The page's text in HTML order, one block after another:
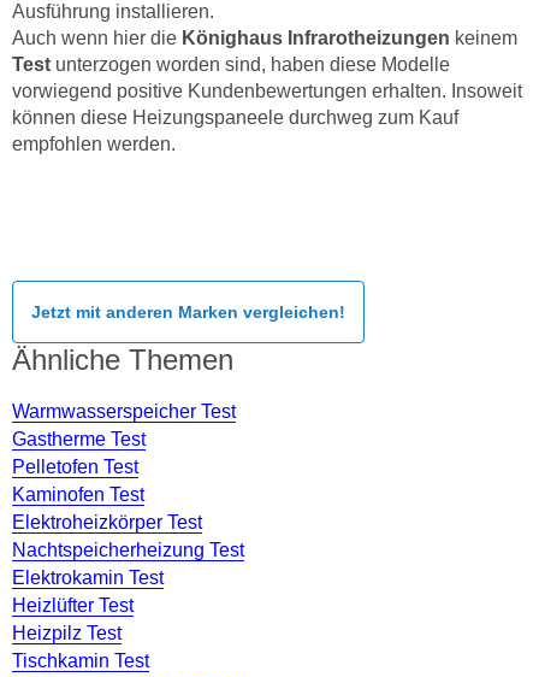
Ausführung installieren.
Auch wenn hier die Könighaus Infrarotheizungen keinem
Test unterzogen worden sind, haben diese Modelle
vorwiegend positive Kundenbewertungen erhalten. Insoweit
können diese Heizungspaneele durchweg zum Kauf
empfohlen werden.
Jetzt mit anderen Marken vergleichen!
Ähnliche Themen
Warmwasserspeicher Test
Gastherme Test
Pelletofen Test
Kaminofen Test
Elektroheizkörper Test
Nachtspeicherheizung Test
Elektrokamin Test
Heizlüfter Test
Heizpilz Test
Tischkamin Test